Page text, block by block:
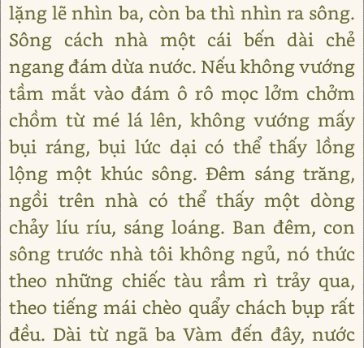
lặng lẽ nhìn ba, còn ba thì nhìn ra sông.
Sông cách nhà một cái bến dài chẻ
ngang đám dừa nước. Nếu không vướng
tầm mắt vào đám ô rô mọc lởm chởm
chồm từ mé lá lên, không vướng mấy
bụi ráng, bụi lức dại có thể thấy lồng
lộng một khúc sông. Đêm sáng trăng,
ngồi trên nhà có thể thấy một dòng
chảy líu ríu, sáng loáng. Ban đêm, con
sông trước nhà tôi không ngủ, nó thức
theo những chiếc tàu rầm rì trảy qua,
theo tiếng mái chèo quẩy chách bụp rất
đều. Dài từ ngã ba Vàm đến đây, nước